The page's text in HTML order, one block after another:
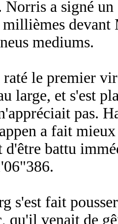
Norris a signé
mediums.
le premier
large, et s'est
pas.
a fait
d'être battu
s'est fait
qu'il venait de